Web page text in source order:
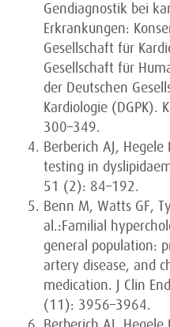
Gendiagnostik bei
Erkrankungen:
Gesellschaft für
Gesellschaft für
der Deutschen
Kardiologie (DGPK).
300–349.
Berberich AJ,
testing in
51 (2): 84–192.
Benn M, Watts GF,
al.:Familial
general population:
artery disease, and
medication. J Clin
(11): 3956–3964.